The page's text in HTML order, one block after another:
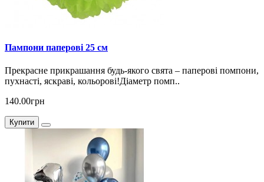
Пампони паперові 25 см
Прекрасне прикрашання будь-якого свята – паперові помпони,
пухнасті, яскраві, кольорові!Діаметр помп..
140.00грн
Купити